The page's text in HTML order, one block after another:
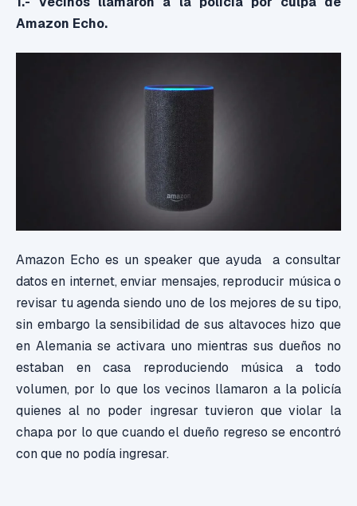
Amazon Echo.
Amazon Echo es un speaker que ayuda a consultar
datos en internet, enviar mensajes, reproducir música o
revisar tu agenda siendo uno de los mejores de su tipo,
sin embargo la sensibilidad de sus altavoces hizo que
en Alemania se activara uno mientras sus dueños no
estaban en casa reproduciendo música a todo
volumen, por lo que los vecinos llamaron a la policía
quienes al no poder ingresar tuvieron que violar la
chapa por lo que cuando el dueño regreso se encontró
con que no podía ingresar.